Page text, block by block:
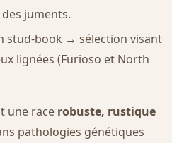
juments.
stud-book → sélection visant
lignées (Furioso et North
une race robuste, rustique
pathologies génétiques